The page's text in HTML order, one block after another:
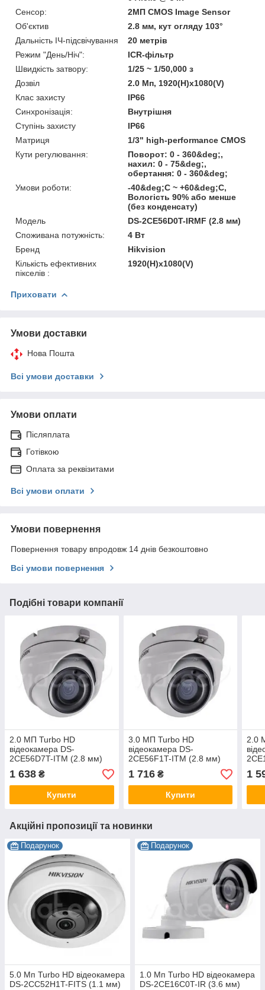
Сенсор:
2МП CMOS Image Sensor
Об'єктив
2.8 мм, кут огляду 103°
Дальність ІЧ-підсвічування
20 метрів
Режим "День/Ніч":
ICR-фільтр
Швидкість затвору:
1/25 ~ 1/50,000 з
Дозвіл
2.0 Мп, 1920(H)х1080(V)
Клас захисту
IP66
Синхронізація:
Внутрішня
Ступінь захисту
IP66
Матриця
1/3" high-performance CMOS
Кути регулювання:
Поворот: 0 - 360&deg;,
нахил: 0 - 75&deg;,
обертання: 0 - 360&deg;
Умови роботи:
-40&deg;C ~ +60&deg;C,
Вологість 90% або менше
(без конденсату)
Модель
DS-2CE56D0T-IRMF (2.8 мм)
Споживана потужність:
4 Вт
Бренд
Hikvision
Кількість ефективних
пікселів :
1920(H)х1080(V)
Приховати
Умови доставки
Нова Пошта
Всі умови доставки
Умови оплати
Післяплата
Готівкою
Оплата за реквізитами
Всі умови оплати
Умови повернення
Повернення товару впродовж 14 днів безкоштовно
Всі умови повернення
Подібні товари компанії
2.0 МП Turbo HD
відеокамера DS-
2CE56D7T-ITM (2.8 мм)
1 638 ₴
Купити
3.0 МП Turbo HD
відеокамера DS-
2CE56F1T-ITM (2.8 мм)
1 716₴
Купити
2.0
1
Акційні пропозиції та новинки
Подарунок
5.0 Мп Turbo HD відеокамера
DS-2CC52H1T-FITS (1.1 мм)
Подарунок
1.0 Мп Turbo HD відеокамера
DS-2CE16C0T-IR (3.6 мм)